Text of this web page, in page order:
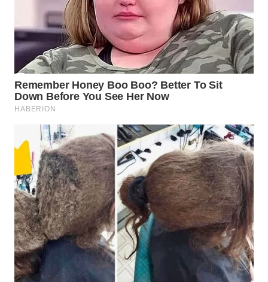
WAHANA
WAHANANEWS
ID
WAHANANEWS
CO ID
WAHANANEWS
NET
WAHANA
SPORT
WAHANA
UMKM
WAHANA